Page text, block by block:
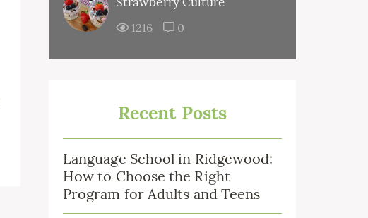
1216 0
Recent Posts
Language School in Ridgewood:
How to Choose the Right
Program for Adults and Teens